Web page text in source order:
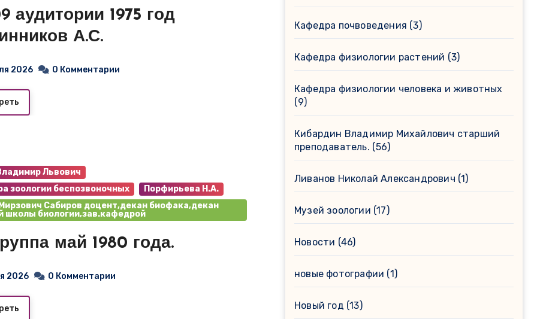
1975 год
А.С.
2026 0 Комментарии
Львович
зоологии беспозвоночных
Порфирьева Н.А.
Сабиров доцент,декан биофака,декан
школы биологии,зав.кафедрой
май 1980 года.
2026 0 Комментарии
Кафедра почвоведения (3)
Кафедра физиологии растений (3)
Кафедра физиологии человека и животных
(9)
Кибардин Владимир Михайлович старший
преподаватель. (56)
Ливанов Николай Александрович (1)
Музей зоологии (17)
Новости (46)
новые фотографии (1)
Новый год (13)